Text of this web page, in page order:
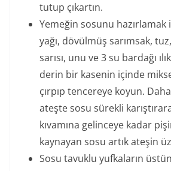
tutup çıkartın.
Yemeğin sosunu hazırlamak
yağı, dövülmüş sarımsak,
sarısı, unu ve 3 su bardağı
derin bir kasenin içinde
çırpıp tencereye koyun.
ateşte sosu sürekli
kıvamına gelinceye kadar
kaynayan sosu artık ateşin
Sosu tavuklu yufkaların